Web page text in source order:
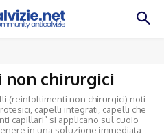
chirurgici
(reinfoltimenti non chirurgici) noti
capelli integrati, capelli che
capillari” si applicano sul cuoio
in una soluzione immediata